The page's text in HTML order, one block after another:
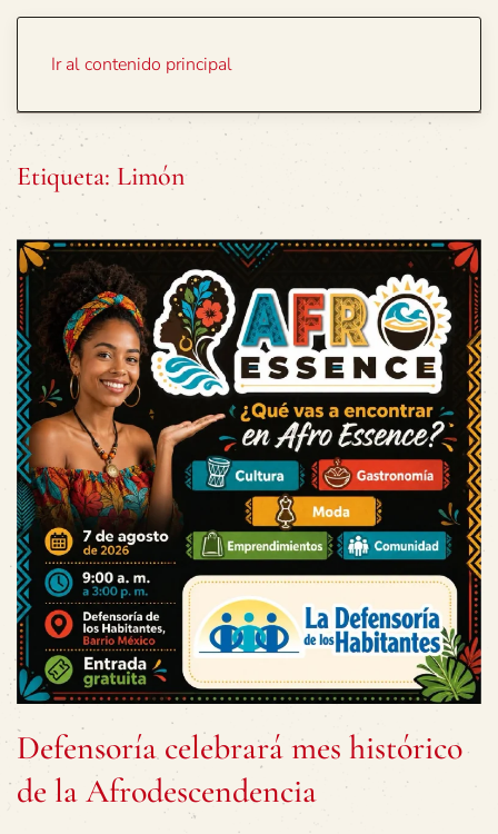
Ir al contenido principal
Etiqueta: Limón
Defensoría celebrará mes histórico
de la Afrodescendencia